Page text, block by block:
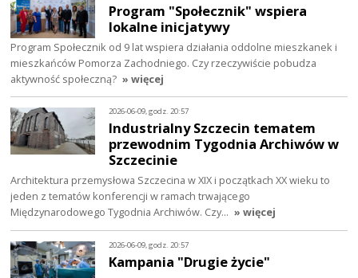
Program "Społecznik" wspiera
lokalne inicjatywy
Program Społecznik od 9 lat wspiera działania oddolne mieszkanek i
mieszkańców Pomorza Zachodniego. Czy rzeczywiście pobudza
aktywność społeczną? » więcej
2026-06-09, godz. 20:57
Industrialny Szczecin tematem
przewodnim Tygodnia Archiwów w
Szczecinie
Architektura przemysłowa Szczecina w XIX i początkach XX wieku to
jeden z tematów konferencji w ramach trwającego
Międzynarodowego Tygodnia Archiwów. Czy… » więcej
2026-06-09, godz. 20:57
Kampania "Drugie życie"